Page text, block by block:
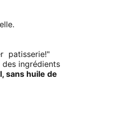
patisserie!"
ingrédients
sans huile de